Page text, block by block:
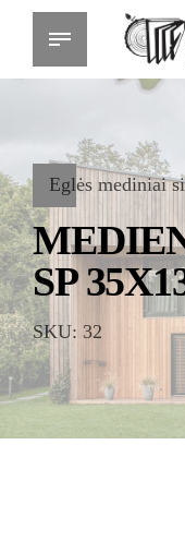
Eglės mediniai
SP
SKU: 32